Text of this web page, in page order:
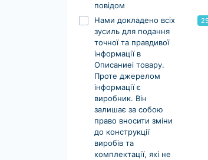
повідом
Нами докладено всіх
зусиль для подання
точної та правдивої
інформації в
Описаниеі товару.
Проте джерелом
інформації є
виробник. Він
залишає за собою
право вносити зміни
до конструкції
виробів та
комплектації, які не
25